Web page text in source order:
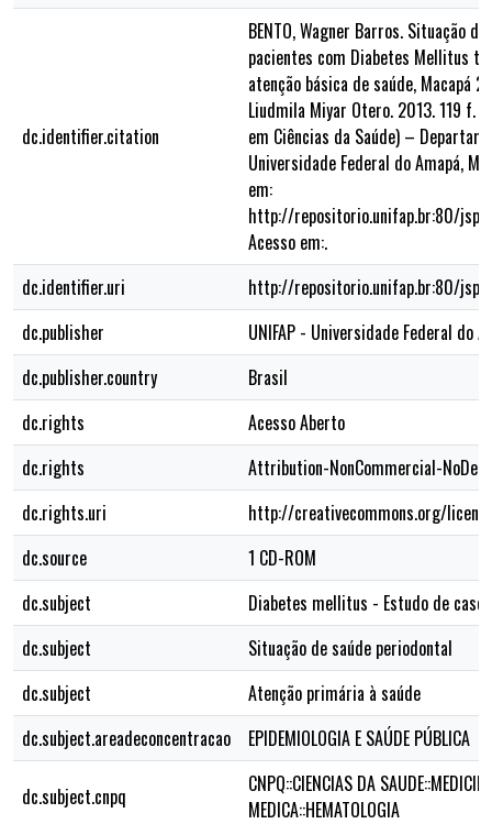
dc.identifier.citation
BENTO, Wagner Barros. Situação
pacientes com Diabetes Mellitus
atenção básica de saúde, Macapá
Liudmila Miyar Otero. 2013. 119 f.
em Ciências da Saúde) –
Universidade Federal do Amapá,
em:
http://repositorio.unifap.br:80/
Acesso em:.
dc.identifier.uri
http://repositorio.unifap.br:80/
dc.publisher
UNIFAP - Universidade Federal do
dc.publisher.country
Brasil
dc.rights
Acesso Aberto
dc.rights
Attribution-NonCommercial-
dc.rights.uri
http://creativecommons.org/
dc.source
1 CD-ROM
dc.subject
Diabetes mellitus - Estudo de caso
dc.subject
Situação de saúde periodontal
dc.subject
Atenção primária à saúde
dc.subject.areadeconcentracao
EPIDEMIOLOGIA E SAÚDE PÚBLICA
dc.subject.cnpq
CNPQ::CIENCIAS DA
MEDICA::HEMATOLOGIA